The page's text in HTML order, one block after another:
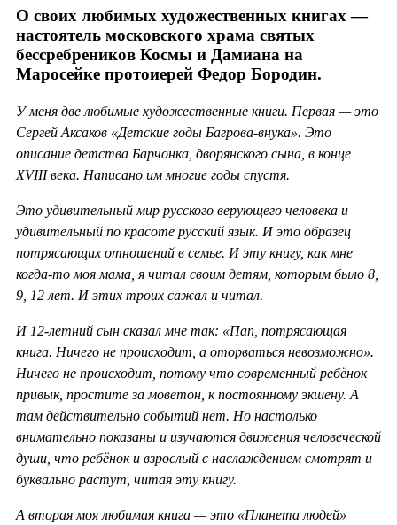
О своих любимых художественных книгах —
настоятель московского храма святых
бессребреников Космы и Дамиана на
Маросейке протоиерей Федор Бородин.
У меня две любимые художественные книги. Первая — это
Сергей Аксаков «Детские годы Багрова-внука». Это
описание детства Барчонка, дворянского сына, в конце
XVIII века. Написано им многие годы спустя.
Это удивительный мир русского верующего человека и
удивительный по красоте русский язык. И это образец
потрясающих отношений в семье. И эту книгу, как мне
когда-то моя мама, я читал своим детям, которым было 8,
9, 12 лет. И этих троих сажал и читал.
И 12-летний сын сказал мне так: «Пап, потрясающая
книга. Ничего не происходит, а оторваться невозможно».
Ничего не происходит, потому что современный ребёнок
привык, простите за моветон, к постоянному экшену. А
там действительно событий нет. Но настолько
внимательно показаны и изучаются движения человеческой
души, что ребёнок и взрослый с наслаждением смотрят и
буквально растут, читая эту книгу.
А вторая моя любимая книга — это «Планета людей»